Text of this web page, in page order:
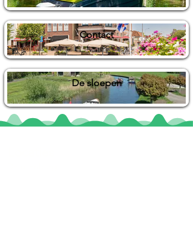
Contact
De sloepen